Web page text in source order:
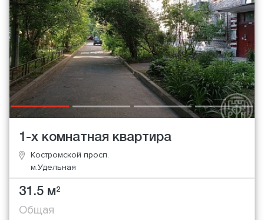
1-х комнатная квартира
Костромской просп.
м.Удельная
31.5 м2
Общая